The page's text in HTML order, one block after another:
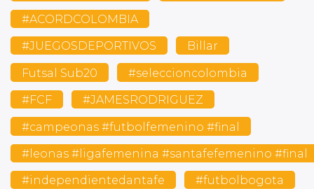
#ACORDCOLOMBIA
#JUEGOSDEPORTIVOS Billar
Futsal Sub20 #seleccioncolombia
#FCF #JAMESRODRIGUEZ
#campeonas #futbolfemenino #final
#leonas #ligafemenina #santafefemenino #final
#independientedantafe #futbolbogota